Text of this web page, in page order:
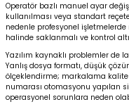
Operatör bazlı manuel ayar
kullanılması veya standart
nedenle profesyonel
halinde saklanmalı ve kontrol
Yazılım kaynaklı problemler de
Yanlış dosya formatı, düşük
ölçeklendirme; markalama
numarası otomasyonu yapılan
operasyonel sorunlara neden